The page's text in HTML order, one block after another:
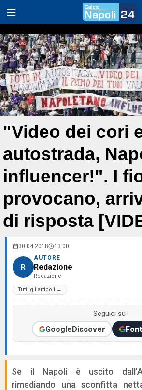
"Video dei cori
autostrada,
influencer!". I
provocano,
di risposta
30.04.2018 13:00
R
AUTORE
Redazione
Redazione
Tutti gli articoli →
Seguici su
GoogleDiscover
Se il Napoli è uscito
rimediando una sconfitta